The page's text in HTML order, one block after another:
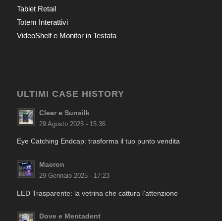
Tablet Retail
Totem Interattivi
VideoShelf e Monitor in Testata
ULTIMI CASE HISTORY
Clear e Sunsilk
29 Agosto 2025 - 15:36
Eye Catching Endcap: trasforma il tuo punto vendita
Macron
29 Gennaio 2025 - 17:23
LED Trasparente: la vetrina che cattura l’attenzione
Dove e Mentadent